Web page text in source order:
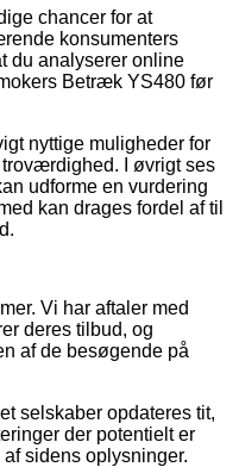
chancer for at
konsumenters
du analyserer online
Betræk YS480 før
nyttige muligheder for
I øvrigt ses
udforme en vurdering
kan drages fordel af til
Vi har aftaler med
deres tilbud, og
af de besøgende på
selskaber opdateres tit,
der potentielt er
sidens oplysninger.